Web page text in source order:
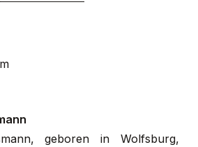
geboren in Wolfsburg,